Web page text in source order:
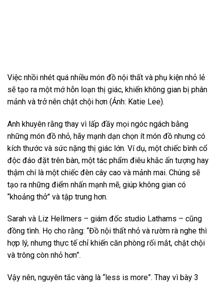
Việc nhồi nhét quá nhiều món đồ nội thất và phụ kiện nhỏ lẻ
sẽ tạo ra một mớ hỗn loạn thị giác, khiến không gian bị phân
mảnh và trở nên chật chội hơn (Ảnh: Katie Lee).
Anh khuyên rằng thay vì lấp đầy mọi ngóc ngách bằng
những món đồ nhỏ, hãy mạnh dạn chọn ít món đồ nhưng có
kích thước và sức nặng thị giác lớn. Ví dụ, một chiếc bình cổ
độc đáo đặt trên bàn, một tác phẩm điêu khắc ấn tượng hay
thậm chí là một chiếc đèn cây cao và mảnh mai. Chúng sẽ
tạo ra những điểm nhấn mạnh mẽ, giúp không gian có
“khoảng thở” và tập trung hơn.
Sarah và Liz Hellmers – giám đốc studio Lathams – cũng
đồng tình. Họ cho rằng: “Đồ nội thất nhỏ và rườm rà nghe thì
hợp lý, nhưng thực tế chỉ khiến căn phòng rối mắt, chật chội
và trông còn nhỏ hơn”.
Vậy nên, nguyên tắc vàng là “less is more”. Thay vì bày 3